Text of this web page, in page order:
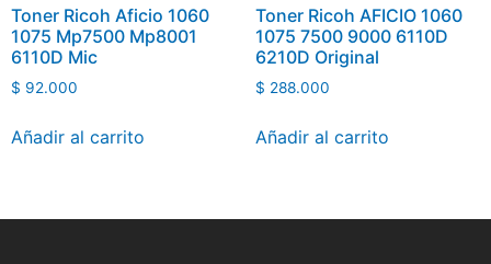
Toner Ricoh Aficio 1060
1075 Mp7500 Mp8001
6110D Mic
$ 92.000
Añadir al carrito
Toner Ricoh AFICIO 1060
1075 7500 9000 6110D
6210D Original
$ 288.000
Añadir al carrito